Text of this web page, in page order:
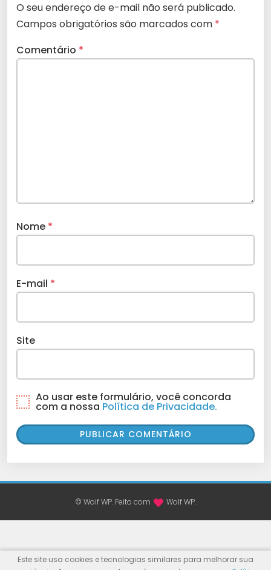
O seu endereço de e-mail não será publicado.
Campos obrigatórios são marcados com *
Comentário *
Nome *
E-mail *
Site
Ao usar este formulário, você concorda
com a nossa Política de Privacidade.
© Wolf WP. Feito com Wolf WP.
Este site usa cookies e tecnologias similares para melhorar sua